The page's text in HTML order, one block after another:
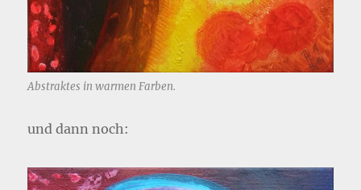
Abstraktes in warmen Farben.
und dann noch: